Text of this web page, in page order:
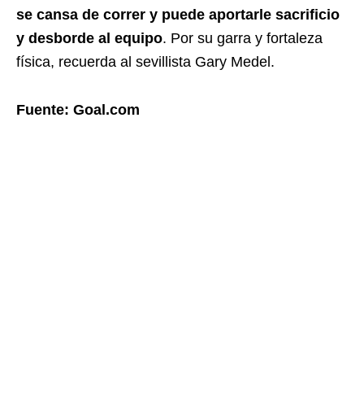
se cansa de correr y puede aportarle sacrificio
y desborde al equipo. Por su garra y fortaleza
física, recuerda al sevillista Gary Medel.
Fuente: Goal.com